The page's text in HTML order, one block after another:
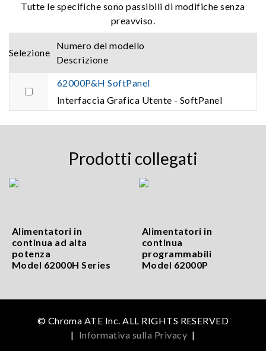
Tutte le specifiche sono passibili di modifiche senza
preavviso.
Selezione
Numero del modello
Descrizione
62000P&H SoftPanel
Interfaccia Grafica Utente - SoftPanel
Prodotti collegati
Alimentatori in
continua ad alta
potenza
Model 62000H Series
Alimentatori in
continua
programmabili
Model 62000P
© Chroma ATE Inc. ALL RIGHTS RESERVED
| Informativa sulla Privacy |